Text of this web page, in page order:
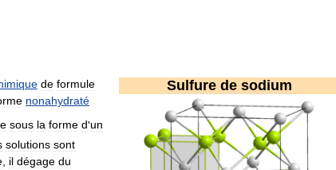
Sulfure de sodium
de formule
nonahydraté
sous la forme d'un
solutions sont
, il dégage du